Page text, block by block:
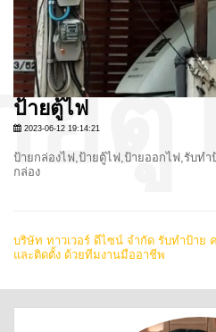
ป้ายตู้ไฟ
2023-06-12 19:14:21
ป้ายกล่องไฟ,ป้ายตู้ไฟ,ป้ายออกไฟ,รับท
กล่อง
บริษัท ทาวเวอร์ ดีไซน์ จำกัด รับทำป้าย
และติดตั้ง ด้วยทีมงานมืออาชีพ